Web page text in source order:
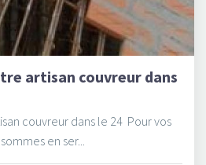
artisan couvreur dans
couvreur dans le 24 Pour vos
en ser...